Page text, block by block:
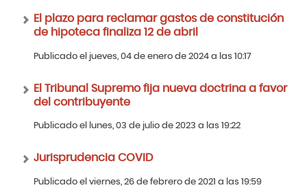
El plazo para reclamar gastos de constitución
de hipoteca finaliza 12 de abril
Publicado el jueves, 04 de enero de 2024 a las 10:17
El Tribunal Supremo fija nueva doctrina a favor
del contribuyente
Publicado el lunes, 03 de julio de 2023 a las 19:22
Jurisprudencia COVID
Publicado el viernes, 26 de febrero de 2021 a las 19:59